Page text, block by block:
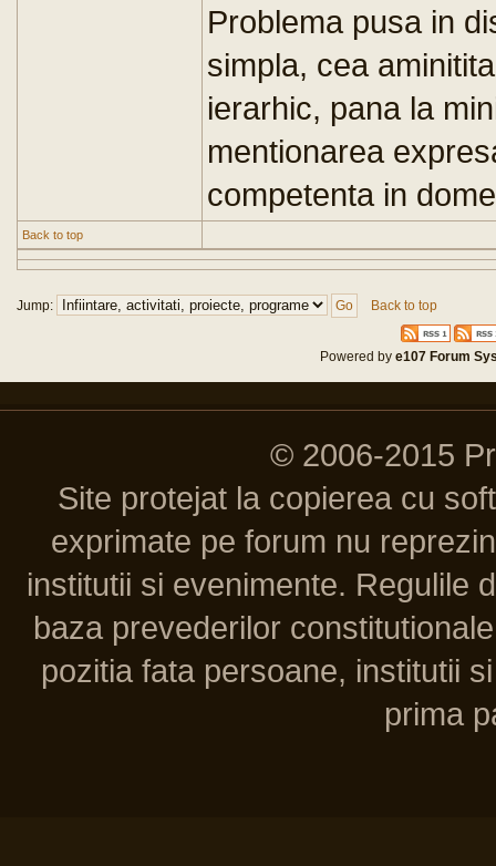
Problema pusa in
simpla, cea
ierarhic, pana la
mentionarea
competenta in
Back to top
Jump: Back to top
Powered bye107 Forum
© 2006-2015
Site protejat la copierea cu
exprimate pe forum nu
institutii si evenimente. Regulile
baza prevederilor
pozitia fata persoane, institutii
prima